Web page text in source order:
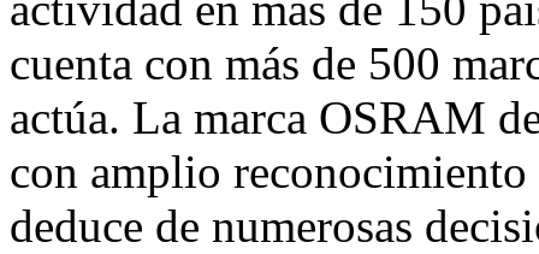
cuenta con más de 500
actúa. La marca OSRAM
con amplio
deduce de numerosas